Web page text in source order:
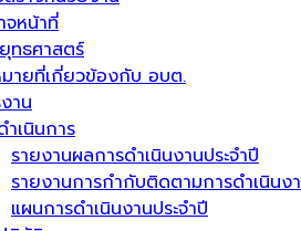
จหน้าที่
ทธศาสตร์
ายที่เกี่ยวข้องกับ อบต.
าน
ำเนินการ
รายงานผลการดำเนินงานประจำปี
รายงานการกำกับติดตามการดำเนินง
แผนการดำเนินงานประจำปี